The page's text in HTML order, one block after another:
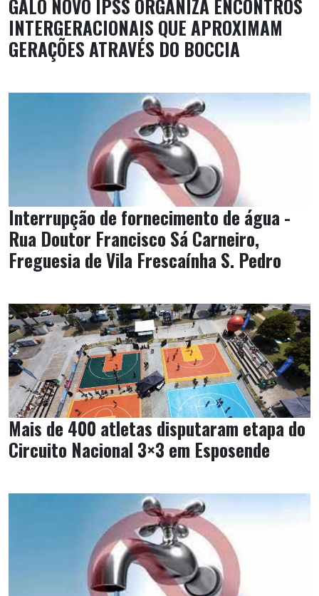
GALO NOVO IPSS ORGANIZA ENCONTROS
INTERGERACIONAIS QUE APROXIMAM
GERAÇÕES ATRAVÉS DO BOCCIA
Interrupção de fornecimento de água -
Rua Doutor Francisco Sá Carneiro,
Freguesia de Vila Frescaínha S. Pedro
Mais de 400 atletas disputaram etapa do
Circuito Nacional 3×3 em Esposende